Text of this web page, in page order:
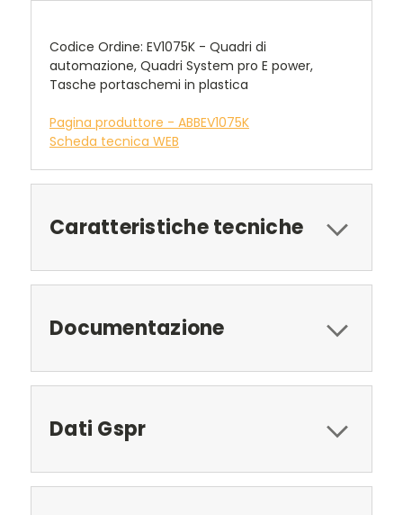
Codice Ordine: EV1075K - Quadri di
automazione, Quadri System pro E power,
Tasche portaschemi in plastica
Pagina produttore - ABBEV1075K
Scheda tecnica WEB
Caratteristiche tecniche
Documentazione
Dati Gspr